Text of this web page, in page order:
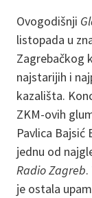
Ovogodišnji
listopada u
Zagrebačkog
najstarijih i
kazališta.
ZKM-ovih
Pavlica Bajsić
jednu od
Radio Zagreb
je ostala